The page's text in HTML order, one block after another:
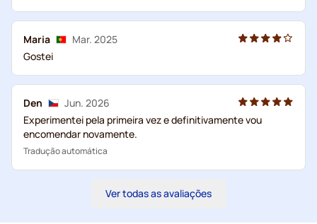
Maria
Mar. 2025
Gostei
Den
Jun. 2026
Experimentei pela primeira vez e definitivamente vou
encomendar novamente.
Tradução automática
Ver todas as avaliações